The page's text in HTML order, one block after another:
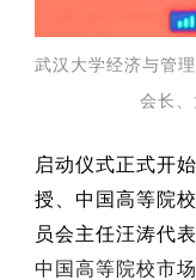
武汉大学经济与管
会长
启动仪式正式开始
授
中国高等院
员会主任汪涛代
中国高等院校市